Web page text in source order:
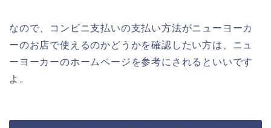
なので、コンビニ支払いの支払い方法がニューヨーカ
ーのお店で使えるのかどうかを確認したい方は、ニュ
ーヨーカーのホームページを参考にされるといいです
よ。